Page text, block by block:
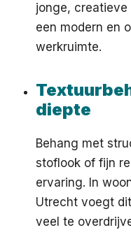
jonge, creatieve
een modern en
werkruimte.
diepte
Behang met
stoflook of fijn
ervaring. In
Utrecht voegt
veel te